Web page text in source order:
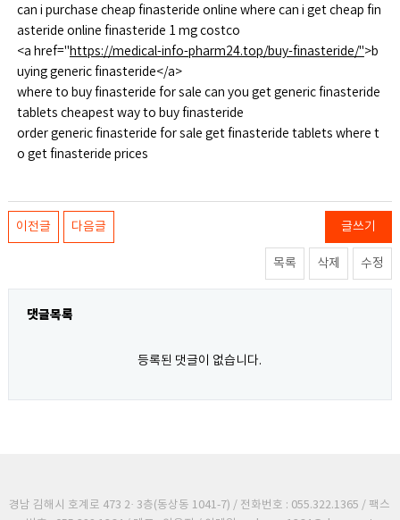
can i purchase cheap finasteride online where can i get cheap fin
asteride online finasteride 1 mg costco
<a href="https://medical-info-pharm24.top/buy-finasteride/">b
uying generic finasteride</a>
where to buy finasteride for sale can you get generic finasteride
tablets cheapest way to buy finasteride
order generic finasteride for sale get finasteride tablets where t
o get finasteride prices
이전글 다음글 글쓰기
수정
삭제
목록
댓글목록
등록된 댓글이 없습니다.
경남 김해시 호계로 473 2· 3층(동상동 1041-7) / 전화번호 : 055.322.1365 / 팩스